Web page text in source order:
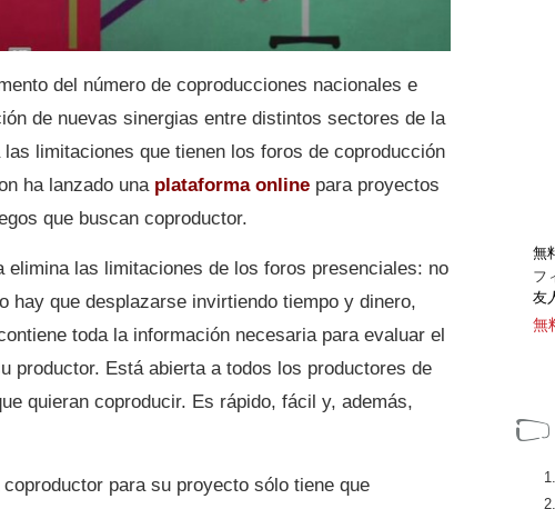
del número de coproducciones nacionales e
de nuevas sinergias entre distintos sectores de la
limitaciones que tienen los foros de coproducción
ha lanzado una plataforma online para proyectos
que buscan coproductor.
elimina las limitaciones de los foros presenciales: no
hay que desplazarse invirtiendo tiempo y dinero,
toda la información necesaria para evaluar el
productor. Está abierta a todos los productores de
quieran coproducir. Es rápido, fácil y, además,
para su proyecto sólo tiene que
無
フ
友
無